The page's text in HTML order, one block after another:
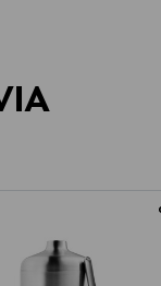
sisustus